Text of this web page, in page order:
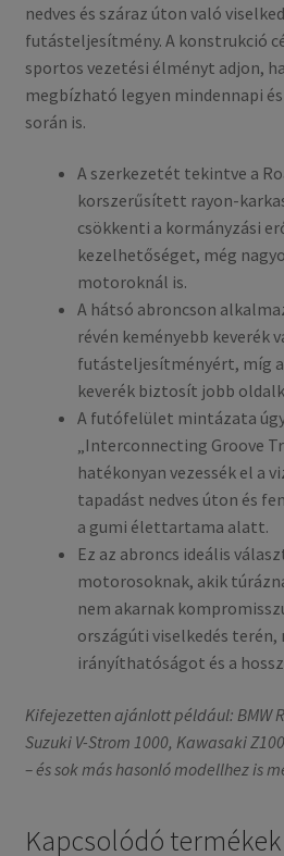
nedves és száraz úton való
futásteljesítmény. A konstrukció
sportos vezetési élményt adjon,
megbízható legyen mindennapi
során is.
A szerkezetét tekintve a
korszerűsített rayon-
csökkenti a kormányzási
kezelhetőséget, még
motoroknál is.
A hátsó abroncson
révén keményebb keverék
futásteljesítményért, míg
keverék biztosít jobb
A futófelület mintázata
„Interconnecting Groove
hatékonyan vezessék el a
tapadást nedves úton és
a gumi élettartama alatt.
Ez az abroncs ideális
motorosoknak, akik
nem akarnak
országúti viselkedés terén,
irányíthatóságot és a
Kifejezetten ajánlott például: BMW R
Suzuki V-Strom 1000, Kawasaki
– és sok más hasonló modellhez is
Kapcsolódó termékek